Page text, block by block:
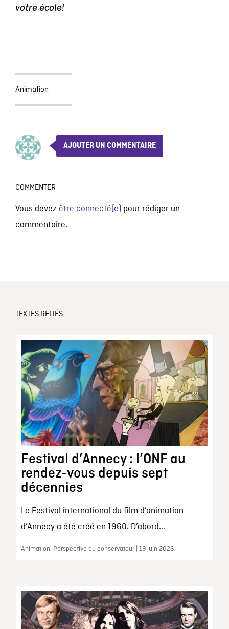
votre école!
Animation
AJOUTER UN COMMENTAIRE
COMMENTER
Vous devez être connecté(e) pour rédiger un
commentaire.
TEXTES RELIÉS
Festival d’Annecy : l’ONF au
rendez-vous depuis sept
décennies
Le Festival international du film d’animation
d’Annecy a été créé en 1960. D’abord...
Animation, Perspective du conservateur | 19 juin 2026